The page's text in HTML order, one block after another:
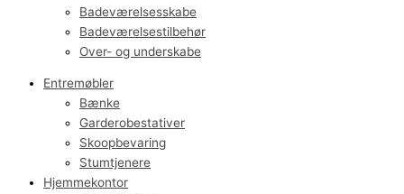
Badeværelsesskabe
Badeværelsestilbehør
Over- og underskabe
Entremøbler
Bænke
Garderobestativer
Skoopbevaring
Stumtjenere
Hjemmekontor